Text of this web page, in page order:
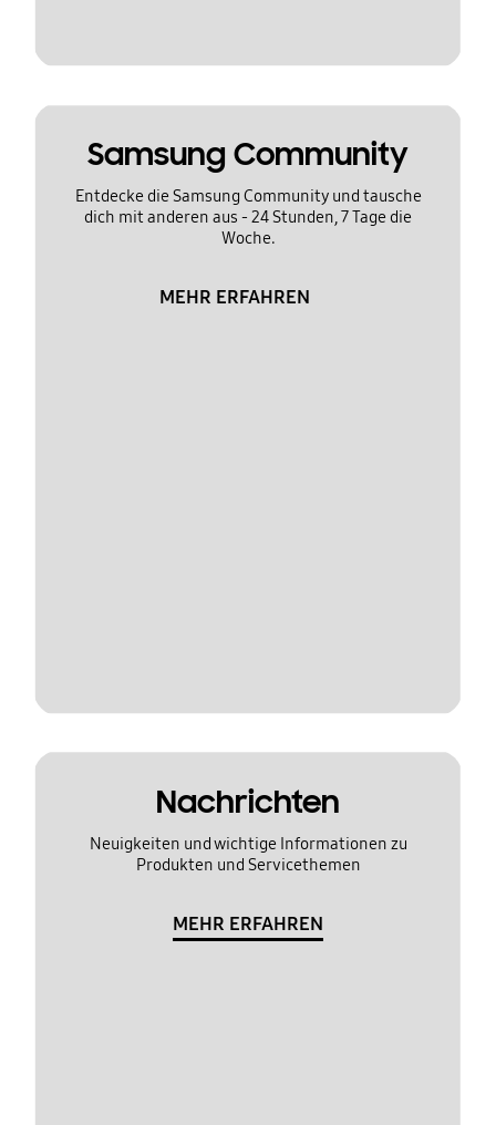
Samsung Community
Entdecke die Samsung Community und tausche
dich mit anderen aus - 24 Stunden, 7 Tage die
Woche.
MEHR ERFAHREN
Nachrichten
Neuigkeiten und wichtige Informationen zu
Produkten und Servicethemen
MEHR ERFAHREN